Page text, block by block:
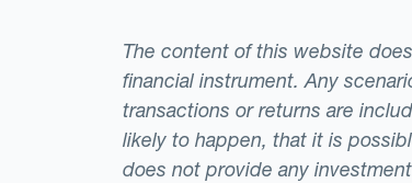
The content of this website
financial instrument. Any
transactions or returns are
likely to happen, that it is
does not provide any